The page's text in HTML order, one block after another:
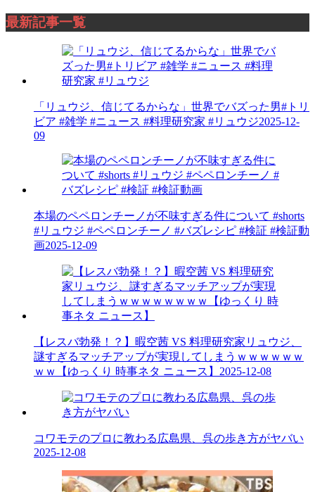
最新記事一覧
「リュウジ、信じてるからな」世界でバズった男#トリ
ビア #雑学 #ニュース #料理研究家 #リュウジ2025-12-
09
本場のペペロンチーノが不味すぎる件について #shorts
#リュウジ #ペペロンチーノ #バズレシピ #検証 #検証動
画2025-12-09
【レスバ勃発！？】暇空茜 VS 料理研究家リュウジ、
謎すぎるマッチアップが実現してしまうｗｗｗｗｗｗ
ｗｗ【ゆっくり 時事ネタ ニュース】 2025-12-08
コワモテのプロに教わる広島県、呉の歩き方がヤバい
2025-12-08